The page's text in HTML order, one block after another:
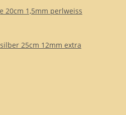
20cm 1,5mm perlweiss